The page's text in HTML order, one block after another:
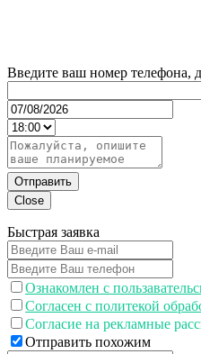
Введите ваш номер телефона,
Отправить
Close
Быстрая заявка
Ознакомлен с
Согласен с политекой
Согласие на рекламные
Отправить похожим